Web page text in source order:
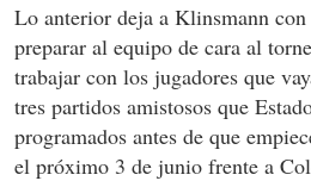
Lo anterior deja a Klinsmann
preparar al equipo de cara al
trabajar con los jugadores que
tres partidos amistosos que
programados antes de que
el próximo 3 de junio frente a